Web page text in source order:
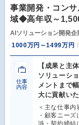
事業開発・コン
域◆高年収～
AIソリューション開発企
1000万円～1499万円
仕事
内容
【成果と主
ソリューシ
メントまで
大に貢献い
＜主な仕事
・顧客ニー
渉・契約締結